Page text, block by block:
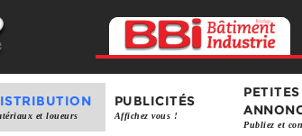
et loueurs
PUBLICITÉS
Affichez vous !
PETITES
Publiez et